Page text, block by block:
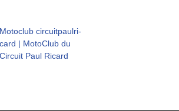
Motoclub cir­cuitpaul­ri­
card | MotoClub du
Circuit Paul Ricard